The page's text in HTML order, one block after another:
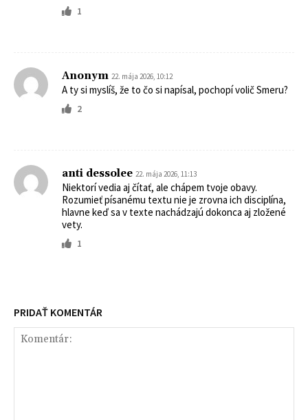
1
Anonym 22. mája 2026, 10:12
A ty si myslíš, že to čo si napísal, pochopí volič Smeru?
2
anti dessolee 22. mája 2026, 11:13
Niektorí vedia aj čítať, ale chápem tvoje obavy.
Rozumieť písanému textu nie je zrovna ich disciplína,
hlavne keď sa v texte nachádzajú dokonca aj zložené
vety.
1
PRIDAŤ KOMENTÁR